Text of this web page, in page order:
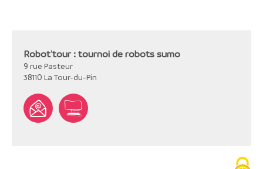
Robot'tour : tournoi de robots sumo
9 rue Pasteur
38110 La Tour-du-Pin